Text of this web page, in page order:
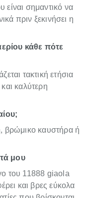
σημαντικό να
πριν ξεκινήσει η
κάθε πότε
τακτική ετήσια
καλύτερη
βρώμικο καυστήρα ή
μου
του 11888 giaola
και βρες εύκολα